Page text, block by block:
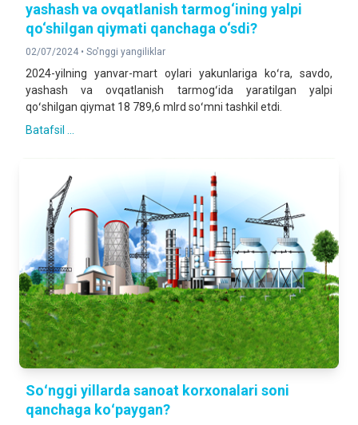
yashash va ovqatlanish tarmog‘ining yalpi
qo‘shilgan qiymati qanchaga o‘sdi?
02/07/2024 • So'nggi yangiliklar
2024-yilning yanvar-mart oylari yakunlariga koʻra, savdo,
yashash va ovqatlanish tarmogʻida yaratilgan yalpi
qoʻshilgan qiymat 18 789,6 mlrd soʻmni tashkil etdi.
Batafsil ...
Soʻnggi yillarda sanoat korxonalari soni
qanchaga koʻpaygan?